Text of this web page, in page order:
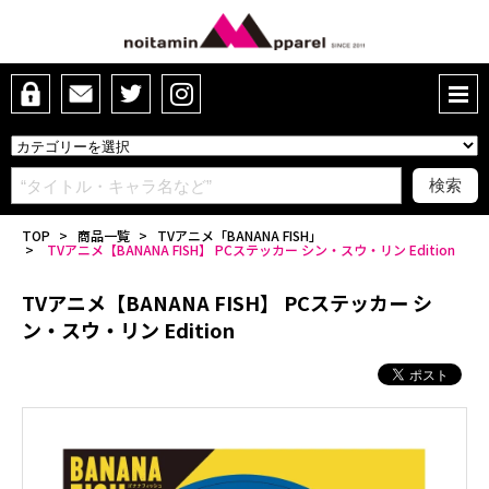
TOP > 商品一覧 > TVアニメ「BANANA FISH」
> TVアニメ【BANANA FISH】 PCステッカー シン・スウ・リン Edition
TVアニメ【BANANA FISH】 PCステッカー シ
ン・スウ・リン Edition